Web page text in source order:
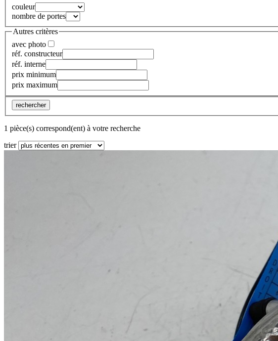
couleur
nombre de portes
Autres critères
avec photo
réf. constructeur
réf. interne
prix minimum
prix maximum
rechercher
1 pièce(s) correspond(ent) à votre recherche
trier